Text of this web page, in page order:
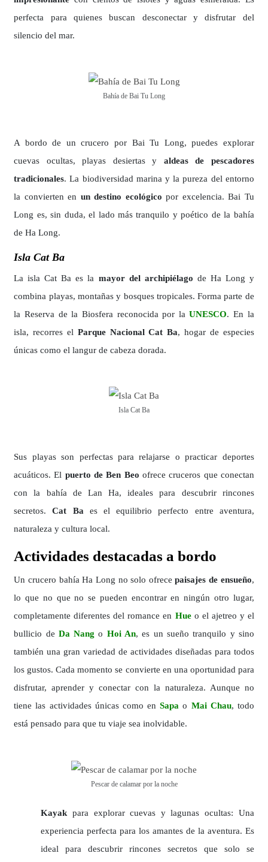
perfecta para quienes buscan desconectar y disfrutar del
silencio del mar.
Bahía de Bai Tu Long
A bordo de un crucero por Bai Tu Long, puedes explorar
cuevas ocultas, playas desiertas y aldeas de pescadores
tradicionales. La biodiversidad marina y la pureza del entorno
la convierten en un destino ecológico por excelencia. Bai Tu
Long es, sin duda, el lado más tranquilo y poético de la bahía
de Ha Long.
Isla Cat Ba
La isla Cat Ba es la mayor del archipiélago de Ha Long y
combina playas, montañas y bosques tropicales. Forma parte de
la Reserva de la Biosfera reconocida por laUNESCO. En la
isla, recorres el Parque Nacional Cat Ba, hogar de especies
únicas como el langur de cabeza dorada.
Isla Cat Ba
Sus playas son perfectas para relajarse o practicar deportes
acuáticos. El puerto de Ben Beo ofrece cruceros que conectan
con la bahía de Lan Ha, ideales para descubrir rincones
secretos.Cat Ba es el equilibrio perfecto entre aventura,
naturaleza y cultura local.
Actividades destacadas a bordo
Un crucero bahía Ha Long no solo ofrecepaisajes de ensueño,
lo que no que no se pueden encontrar en ningún otro lugar,
completamente diferentes del romance en Hueo el ajetreo y el
bullicio de Da Nang o Hoi An, es un sueño tranquilo y sino
también una gran variedad de actividades diseñadas para todos
los gustos. Cada momento se convierte en una oportunidad para
disfrutar, aprender y conectar con la naturaleza. Aunque no
tiene las actividades únicas como enSapa o Mai Chau, todo
está pensado para que tu viaje sea inolvidable.
Pescar de calamar por la noche
Kayak para explorar cuevas y lagunas ocultas: Una
experiencia perfecta para los amantes de la aventura. Es
ideal para descubrir rincones secretos que solo se